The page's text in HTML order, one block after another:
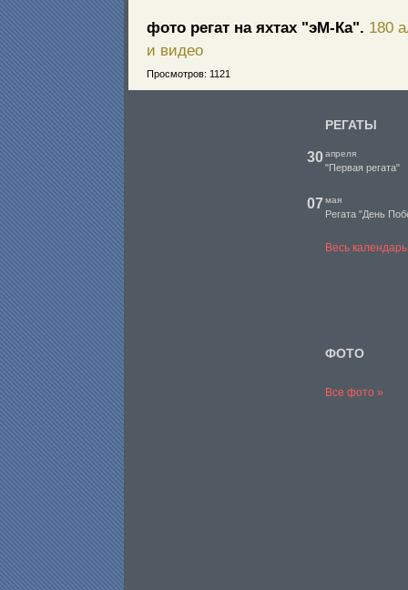
фото регат на яхтах "эМ-Ка". 180
и видео
Просмотров: 1121
РЕГАТЫ
30апреля
"Первая регата"
07мая
Регата "День
Весь
ФОТО
Все фото »